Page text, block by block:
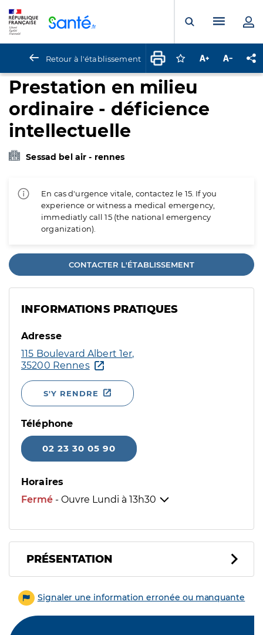
Ouvrir laMenu
Retour à l'établissement Connectez-vous
Augmenter la
Prestation en milieu
ordinaire - déficience
intellectuelle
Sessad bel air - rennes
En cas d'urgence vitale, contactez le 15. If you
experience or witness a medical emergency,
immediatly call 15 (the national emergency
organization).
CONTACTER L'ÉTABLISSEMENT
INFORMATIONS PRATIQUES
Adresse
115 Boulevard Albert 1er,
35200 Rennes
S'Y RENDRE
Téléphone
02 23 30 05 90
Horaires
Fermé - Ouvre Lundi à 13h30
PRÉSENTATION
Signaler une information erronée ou manquante